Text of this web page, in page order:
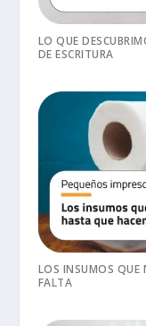
LO QUE
DE ESCRITURA
LOS INSUMOS QUE
FALTA